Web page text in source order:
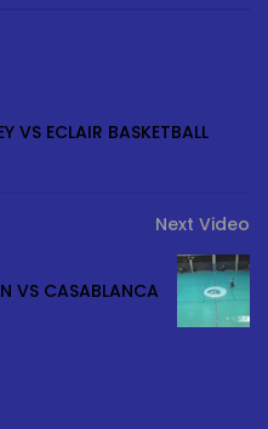
VS ECLAIR BASKETBALL
Next Video
VS CASABLANCA